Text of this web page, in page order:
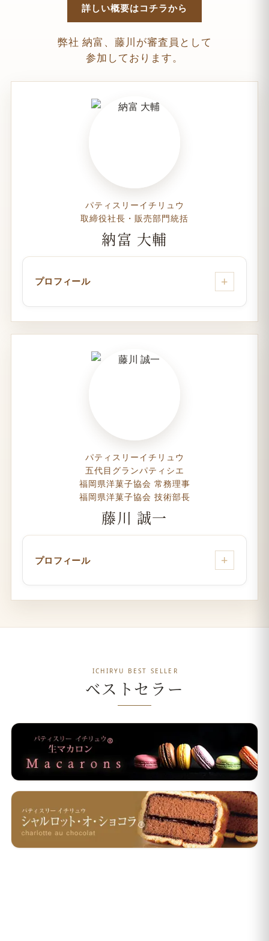
詳しい概要はコチラから
弊社 納富、藤川が審査員として
参加しております。
パティスリーイチリュウ
取締役社長・販売部門統括
納富 大輔
プロフィール
パティスリーイチリュウ
五代目グランパティシエ
福岡県洋菓子協会 常務理事
福岡県洋菓子協会 技術部長
藤川 誠一
プロフィール
ICHIRYU BEST SELLER
ベストセラー